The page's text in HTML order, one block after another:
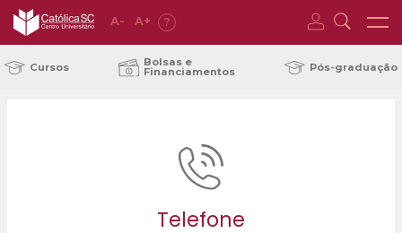
A- A+ ?
Cursos Bolsas e
Financiamentos Pós-graduação
Telefone